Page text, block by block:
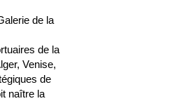
de la
de la
Venise,
de
naître la